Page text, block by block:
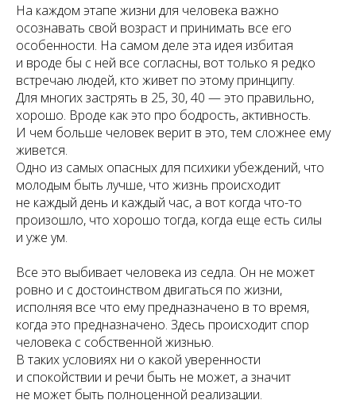
На каждом этапе жизни для человека важно
осознавать свой возраст и принимать все его
особенности. На самом деле эта идея избитая
и вроде бы с ней все согласны, вот только я редко
встречаю людей, кто живет по этому принципу.
Для многих застрять в 25, 30, 40 — это правильно,
хорошо. Вроде как это про бодрость, активность.
И чем больше человек верит в это, тем сложнее ему
живется.
Одно из самых опасных для психики убеждений, что
молодым быть лучше, что жизнь происходит
не каждый день и каждый час, а вот когда что-то
произошло, что хорошо тогда, когда еще есть силы
и уже ум.
Все это выбивает человека из седла. Он не может
ровно и с достоинством двигаться по жизни,
исполняя все что ему предназначено в то время,
когда это предназначено. Здесь происходит спор
человека с собственной жизнью.
В таких условиях ни о какой уверенности
и спокойствии и речи быть не может, а значит
не может быть полноценной реализации.